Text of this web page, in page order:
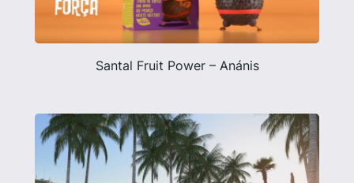
Santal Fruit Power – Anánis